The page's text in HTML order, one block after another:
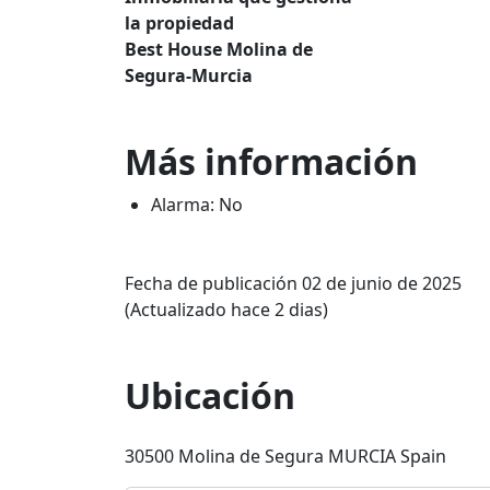
la propiedad
Best House Molina de
Segura-Murcia
Más información
Alarma: No
Fecha de publicación 02 de junio de 2025
(Actualizado hace 2 dias)
Ubicación
30500 Molina de Segura MURCIA Spain